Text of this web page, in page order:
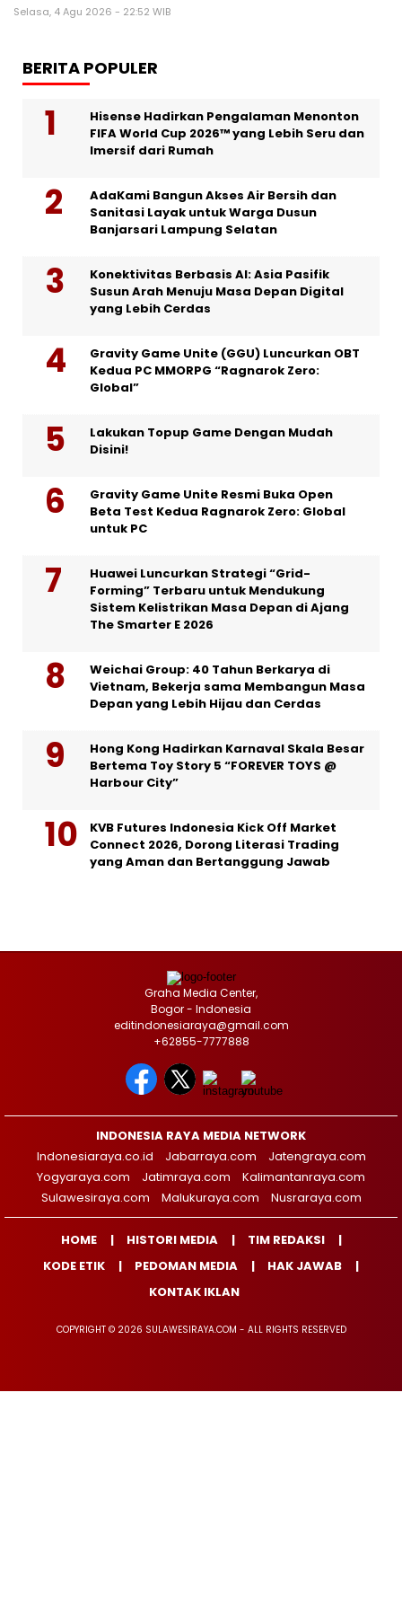
Selasa, 4 Agu 2026 - 22:52 WIB
BERITA POPULER
Hisense Hadirkan Pengalaman Menonton
FIFA World Cup 2026™ yang Lebih Seru dan
Imersif dari Rumah
AdaKami Bangun Akses Air Bersih dan
Sanitasi Layak untuk Warga Dusun
Banjarsari Lampung Selatan
Konektivitas Berbasis AI: Asia Pasifik
Susun Arah Menuju Masa Depan Digital
yang Lebih Cerdas
Gravity Game Unite (GGU) Luncurkan OBT
Kedua PC MMORPG “Ragnarok Zero:
Global”
Lakukan Topup Game Dengan Mudah
Disini!
Gravity Game Unite Resmi Buka Open
Beta Test Kedua Ragnarok Zero: Global
untuk PC
Huawei Luncurkan Strategi “Grid-
Forming” Terbaru untuk Mendukung
Sistem Kelistrikan Masa Depan di Ajang
The Smarter E 2026
Weichai Group: 40 Tahun Berkarya di
Vietnam, Bekerja sama Membangun Masa
Depan yang Lebih Hijau dan Cerdas
Hong Kong Hadirkan Karnaval Skala Besar
Bertema Toy Story 5 “FOREVER TOYS @
Harbour City”
KVB Futures Indonesia Kick Off Market
Connect 2026, Dorong Literasi Trading
yang Aman dan Bertanggung Jawab
Graha Media Center,
Bogor - Indonesia
editindonesiaraya@gmail.com
+62855-7777888
INDONESIA RAYA MEDIA NETWORK
Indonesiaraya.co.id
Jabarraya.com
Jatengraya.com
Yogyaraya.com
Jatimraya.com
Kalimantanraya.com
Sulawesiraya.com
Malukuraya.com Nusraraya.com
HOME HISTORI MEDIA
TIM REDAKSI
KODE ETIK
PEDOMAN MEDIA
HAK JAWAB
KONTAK IKLAN
COPYRIGHT © 2026 SULAWESIRAYA.COM - ALL RIGHTS RESERVED